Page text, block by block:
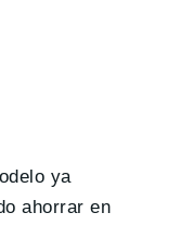
ya
ahorrar en